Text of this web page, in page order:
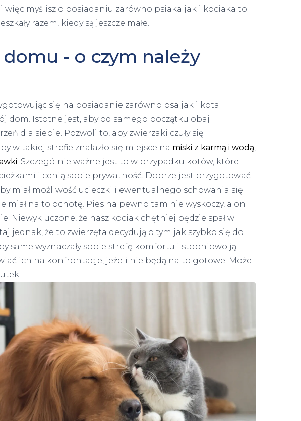
więc myślisz o posiadaniu zarówno psiaka jak i kociaka to
razem, kiedy są jeszcze małe.
- o czym należy
się na posiadanie zarówno psa jak i kota
dom. Istotne jest, aby od samego początku obaj
dla siebie. Pozwoli to, aby zwierzaki czuły się
w takiej strefie znalazło się miejsce na miski z karmą i wodą,
. Szczególnie ważne jest to w przypadku kotów, które
i cenią sobie prywatność. Dobrze jest przygotować
miał możliwość ucieczki i ewentualnego schowania się
miał na to ochotę. Pies na pewno tam nie wyskoczy, a on
Niewykluczone, że nasz kociak chętniej będzie spał w
jednak, że to zwierzęta decydują o tym jak szybko się do
same wyznaczały sobie strefę komfortu i stopniowo ją
ich na konfrontacje, jeżeli nie będą na to gotowe. Może